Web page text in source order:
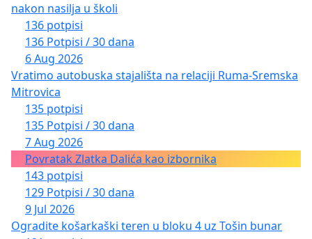
nakon nasilja u školi
136 potpisi
136 Potpisi / 30 dana
6 Aug 2026
Vratimo autobuska stajališta na relaciji Ruma-Sremska
Mitrovica
135 potpisi
135 Potpisi / 30 dana
7 Aug 2026
Povratak Zlatka Dalića kao izbornika
143 potpisi
129 Potpisi / 30 dana
9 Jul 2026
Ogradite košarkaški teren u bloku 4 uz Tošin bunar